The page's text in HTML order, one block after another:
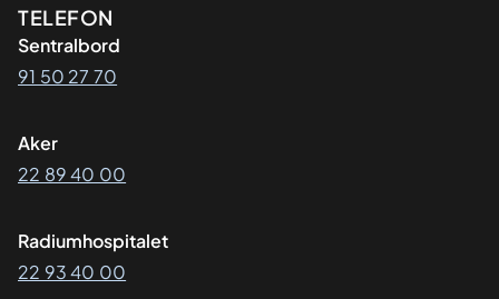
Kontaktinformasjon
TELEFON
Sentralbord
91 50 27 70
Aker
22 89 40 00
Radiumhospitalet
22 93 40 00